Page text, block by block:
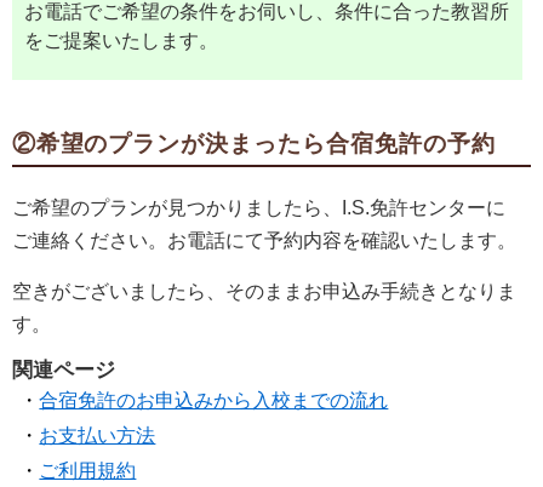
お電話でご希望の条件をお伺いし、条件に合った教習所
をご提案いたします。
②希望のプランが決まったら合宿免許の予約
ご希望のプランが見つかりましたら、I.S.免許センターに
ご連絡ください。お電話にて予約内容を確認いたします。
空きがございましたら、そのままお申込み手続きとなりま
す。
関連ページ
合宿免許のお申込みから入校までの流れ
お支払い方法
ご利用規約